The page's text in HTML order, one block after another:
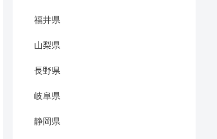
福井県
山梨県
長野県
岐阜県
静岡県